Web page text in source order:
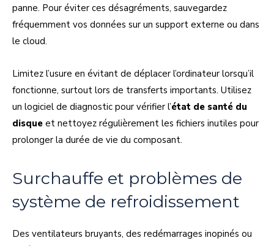
panne. Pour éviter ces désagréments, sauvegardez
fréquemment vos données sur un support externe ou dans
le cloud.
Limitez l’usure en évitant de déplacer l’ordinateur lorsqu’il
fonctionne, surtout lors de transferts importants. Utilisez
un logiciel de diagnostic pour vérifier l’état de santé du
disque et nettoyez régulièrement les fichiers inutiles pour
prolonger la durée de vie du composant.
Surchauffe et problèmes de
système de refroidissement
Des ventilateurs bruyants, des redémarrages inopinés ou